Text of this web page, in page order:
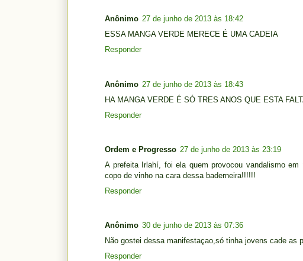
Anônimo 27 de junho de 2013 às 18:42
ESSA MANGA VERDE MERECE É UMA CADEIA
Responder
Anônimo 27 de junho de 2013 às 18:43
HA MANGA VERDE É SÓ TRES ANOS QUE ESTA
Responder
Ordem e Progresso 27 de junho de 2013 às 23:19
A prefeita Irlahí, foi ela quem provocou vandalismo
copo de vinho na cara dessa baderneira!!!!!!
Responder
Anônimo 30 de junho de 2013 às 07:36
Não gostei dessa manifestaçao,só tinha jovens cade as
Responder